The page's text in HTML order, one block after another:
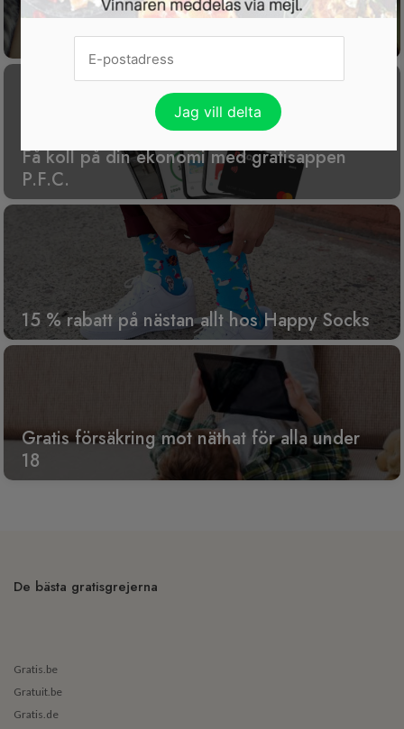
Gratis tävling för dig som har husdjur
Få koll på din ekonomi med gratisappen
P.F.C.
15 % rabatt på nästan allt hos Happy Socks
Gratis försäkring mot näthat för alla under
18
De bästa gratisgrejerna
Gratis.be
Gratuit.be
Gratis.de